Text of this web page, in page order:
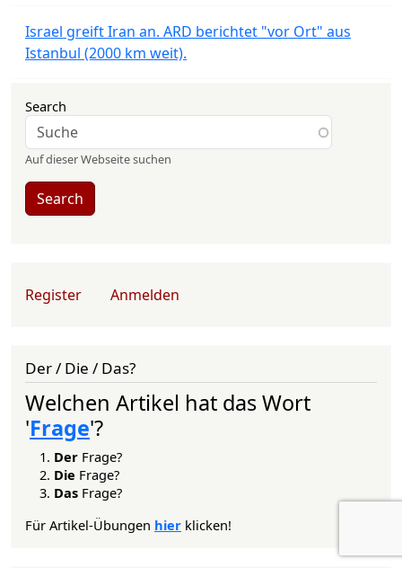
Israel greift Iran an. ARD berichtet "vor Ort" aus
Istanbul (2000 km weit).
Search
Auf dieser Webseite suchen
Search
User account menu
Register Anmelden
Der / Die / Das?
Welchen Artikel hat das Wort
'Frage'?
Der Frage?
Die Frage?
Das Frage?
Für Artikel-Übungen hier klicken!